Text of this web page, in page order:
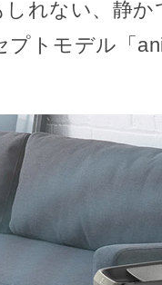
れない、静
トモデル「